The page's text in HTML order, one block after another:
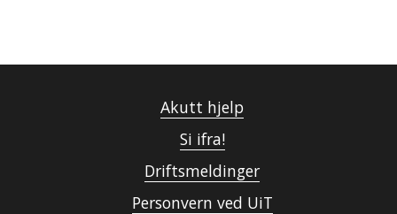
Akutt hjelp
Si ifra!
Driftsmeldinger
Personvern ved UiT